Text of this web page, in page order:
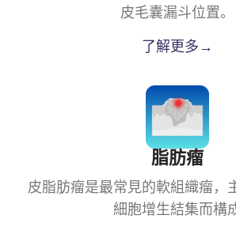
皮毛囊漏斗位置。
了解更多→
脂肪瘤
皮脂肪瘤是最常見的軟組織瘤，
細胞增生結集而構